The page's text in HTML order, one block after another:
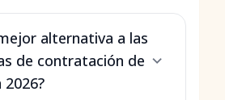
alternativa a las
de contratación de